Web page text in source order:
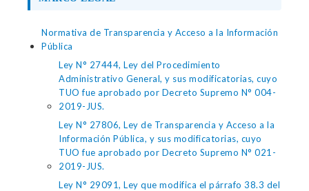
Normativa de Transparencia y Acceso a la Información
Pública
Ley N° 27444, Ley del Procedimiento
Administrativo General, y sus modificatorias, cuyo
TUO fue aprobado por Decreto Supremo N° 004-
2019-JUS.
Ley N° 27806, Ley de Transparencia y Acceso a la
Información Pública, y sus modificatorias, cuyo
TUO fue aprobado por Decreto Supremo N° 021-
2019-JUS.
Ley N° 29091, Ley que modifica el párrafo 38.3 del